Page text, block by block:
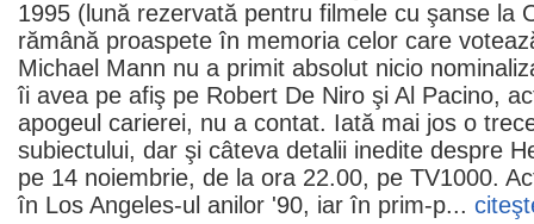
1995 (lună rezervată pentru filmele cu şanse la
rămână proaspete în memoria celor care
Michael Mann nu a primit absolut nicio
îi avea pe afiş pe Robert De Niro şi Al Pacino,
apogeul carierei, nu a contat. Iată mai jos o
subiectului, dar şi câteva detalii inedite despre
pe 14 noiembrie, de la ora 22.00, pe TV1000.
în Los Angeles-ul anilor '90, iar în prim-p...